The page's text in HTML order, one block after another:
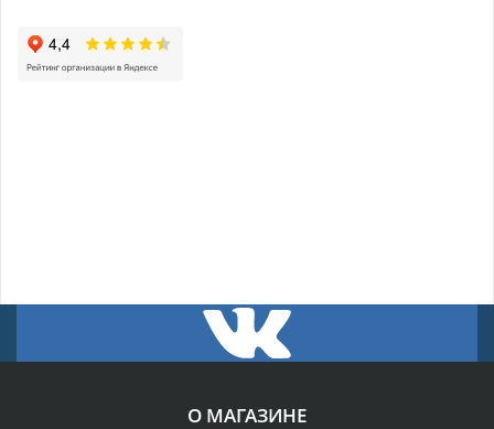
О МАГАЗИНЕ